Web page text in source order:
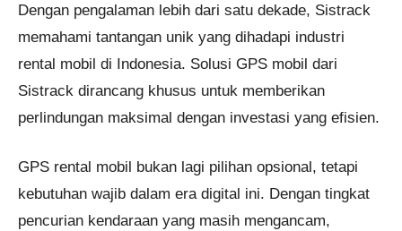
Dengan pengalaman lebih dari satu dekade, Sistrack
memahami tantangan unik yang dihadapi industri
rental mobil di Indonesia. Solusi GPS mobil dari
Sistrack dirancang khusus untuk memberikan
perlindungan maksimal dengan investasi yang efisien.
GPS rental mobil bukan lagi pilihan opsional, tetapi
kebutuhan wajib dalam era digital ini. Dengan tingkat
pencurian kendaraan yang masih mengancam,